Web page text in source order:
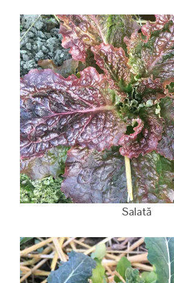
Salată